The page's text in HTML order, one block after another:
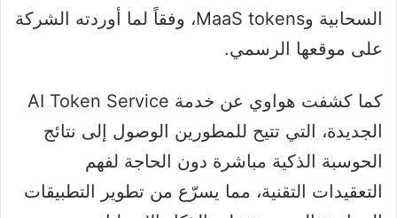
السحابية وMaaS tokens، وفقاً لما أوردته الشركة
على موقعها الرسمي.
كما كشفت هواوي عن خدمة AI Token Service
الجديدة، التي تتيح للمطورين الوصول إلى نتائج
الحوسبة الذكية مباشرة دون الحاجة لفهم
التعقيدات التقنية، مما يسرّع من تطوير التطبيقات